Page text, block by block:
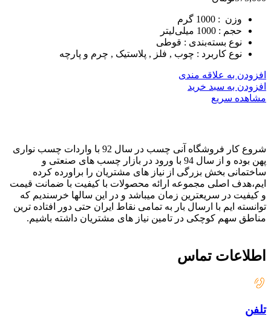
وزن : 1000 گرم
حجم : 1000 میلی‌لیتر
نوع بسته‌بندی : قوطی
نوع کاربرد : چوب , فلز , پلاستیک , چرم و پارچه
افزودن به علاقه مندی
افزودن به سبد خرید
مشاهده سریع
شروع کار فروشگاه آنی چسب در سال 92 با واردات چسب نواری
پهن بوده و از سال 94 با ورود در بازار چسب های صنعتی و
ساختمانی بخش بزرگی از نیاز های مشتریان را براورده کرده
ایم،هدف اصلی مجموعه ارائه محصولات با کیفیت با ضمانت قیمت
و کیفیت در سریعترین زمان میباشد و در این سالها خرسندیم که
توانسته ایم با ارسال بار به تمامی نقاط ایران حتی دور افتاده ترین
مناطق سهم کوچکی در تامین نیاز های مشتریان داشته باشیم.
اطلاعات تماس
تلفن